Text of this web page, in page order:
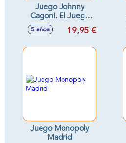
Juego Johnny
Cagoni. El Juego
mas apestoso y
divertido.
5 años 19,95 €
Juego Monopoly
Madrid